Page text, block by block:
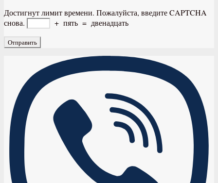
Достигнут лимит времени. Пожалуйста, введите CAPTCHA
снова.
+ пять = двенадцать